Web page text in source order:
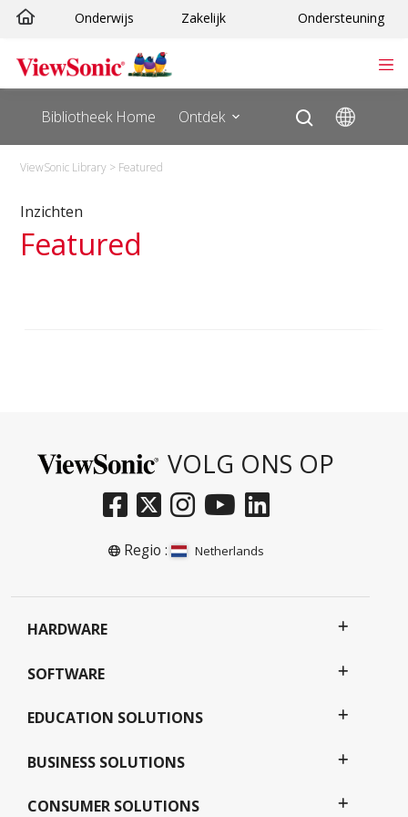
Ga
de
inhoud
Onderwijs Zakelijk Ondersteuning
Bibliotheek Home Ontdek
ViewSonic Library > Featured
Inzichten
Featured
VOLG ONS OP
Regio : Netherlands
HARDWARE
SOFTWARE
EDUCATION SOLUTIONS
BUSINESS SOLUTIONS
CONSUMER SOLUTIONS